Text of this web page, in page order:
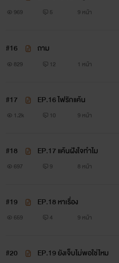
969 5 9 หน้า
#16 ถาม
829 12 1 หน้า
#17 EP.16 ไฟรักแค้น
1.2k 10 9 หน้า
#18 EP.17 แค้นฝังใจทำไม
697 9 8 หน้า
#19 EP.18 หาเรื่อง
659 4 9 หน้า
#20 EP.19 ยังเจ็บไม่พอใช่ไหม